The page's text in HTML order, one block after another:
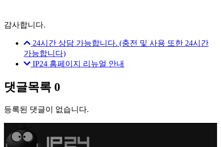
감사합니다.
24시간 상담 가능합니다. (충전 및 사용 또한 24시간
가능합니다)
IP24 홈페이지 리뉴얼 안내
댓글목록 0
등록된 댓글이 없습니다.